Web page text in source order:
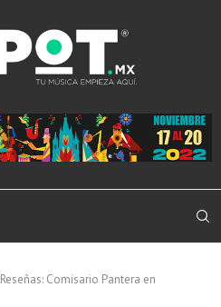
Reseñas: Comisario Pantera en